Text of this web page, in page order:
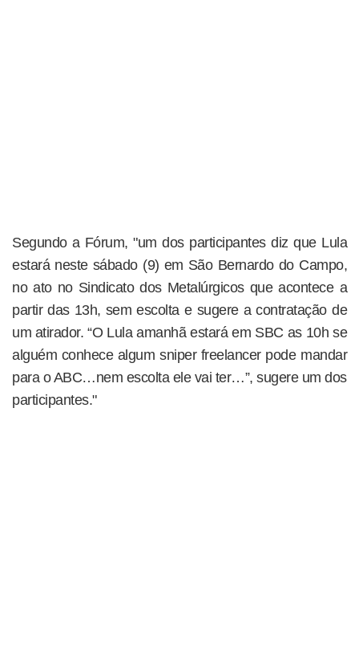
Segundo a Fórum, "um dos participantes diz que Lula
estará neste sábado (9) em São Bernardo do Campo,
no ato no Sindicato dos Metalúrgicos que acontece a
partir das 13h, sem escolta e sugere a contratação de
um atirador. “O Lula amanhã estará em SBC as 10h se
alguém conhece algum sniper freelancer pode mandar
para o ABC…nem escolta ele vai ter…”, sugere um dos
participantes."